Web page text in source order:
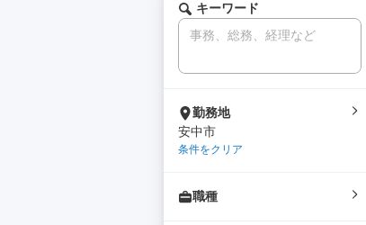
キーワード
勤務地
安中市
条件をクリア
職種